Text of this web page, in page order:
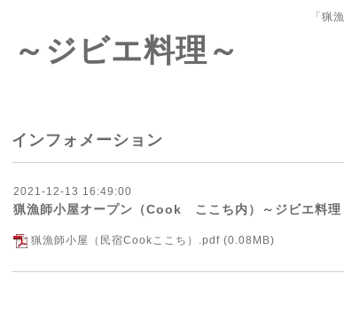
「猟
～ジビエ料理～
インフォメーション
2021-12-13 16:49:00
猟漁師小屋オープン（Cook ここち内）～ジビエ料理
猟漁師小屋（民宿Cookここち）.pdf (0.08MB)